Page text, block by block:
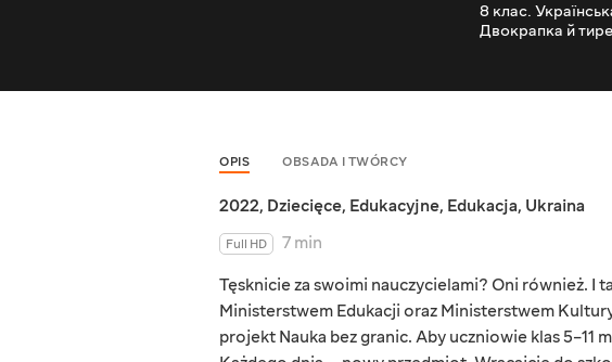
8 клас.
Двокрапка й
OPIS OBSADA I TWÓRCY
2022, Dziecięce, Edukacyjne, Edukacja, Ukraina
Full HD
7 min
Tęsknicie za swoimi nauczycielami? Oni również. I
Ministerstwem Edukacji oraz Ministerstwem
projekt Nauka bez granic. Aby uczniowie klas